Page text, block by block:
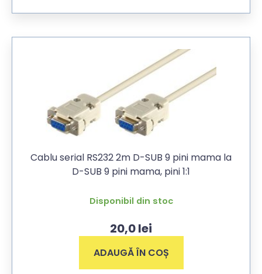
Cablu serial RS232 2m D-SUB 9 pini mama la
D-SUB 9 pini mama, pini 1:1
Disponibil din stoc
20,0lei
ADAUGĂ ÎN COȘ